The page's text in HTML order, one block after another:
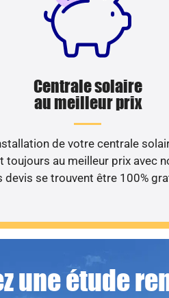
Centrale solaire
au meilleur prix
de votre centrale
toujours au meilleur prix avec
devis se trouvent être 100%
une étude